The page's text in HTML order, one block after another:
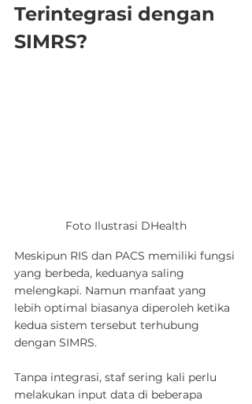
Terintegrasi dengan
SIMRS?
Foto Ilustrasi DHealth
Meskipun RIS dan PACS memiliki fungsi
yang berbeda, keduanya saling
melengkapi. Namun manfaat yang
lebih optimal biasanya diperoleh ketika
kedua sistem tersebut terhubung
dengan SIMRS.
Tanpa integrasi, staf sering kali perlu
melakukan input data di beberapa